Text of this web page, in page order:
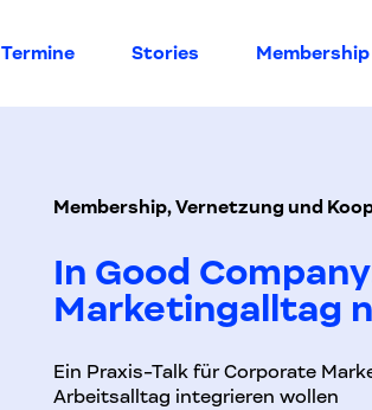
Termine Stories Membership
Membership, Vernetzung und
In Good
Marketingalltag
Ein Praxis-Talk für Corporate
Arbeitsalltag integrieren wollen